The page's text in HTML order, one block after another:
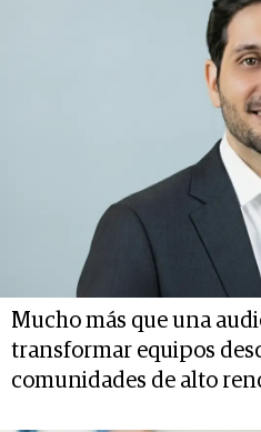
Mucho más que una
transformar equipos
comunidades de alto